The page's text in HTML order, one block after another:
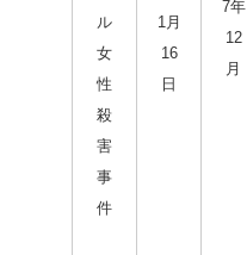
ル
女
性
殺
害
事
件
1月
16
日
7年
12
月